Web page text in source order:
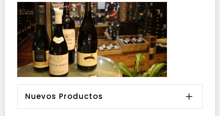
Nuevos Productos 